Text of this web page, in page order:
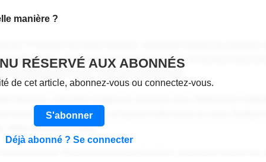
manière ?
sollicitudin, augue lectus elementum felis, ut lacinia nulla
lectus elementum felis, ut lacinia nulla urna ac urna. Nullam
vitae accumsan odio.
RÉSERVÉ AUX ABONNÉS
de cet article, abonnez-vous ou connectez-vous.
S'abonner
Déjà abonné ? Se connecter